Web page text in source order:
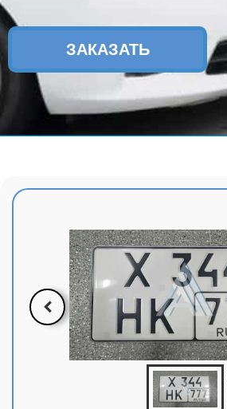
ЗАКАЗАТЬ